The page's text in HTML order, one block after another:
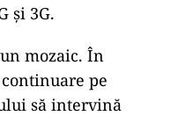
și 3G.
mozaic. În
pe
să intervină